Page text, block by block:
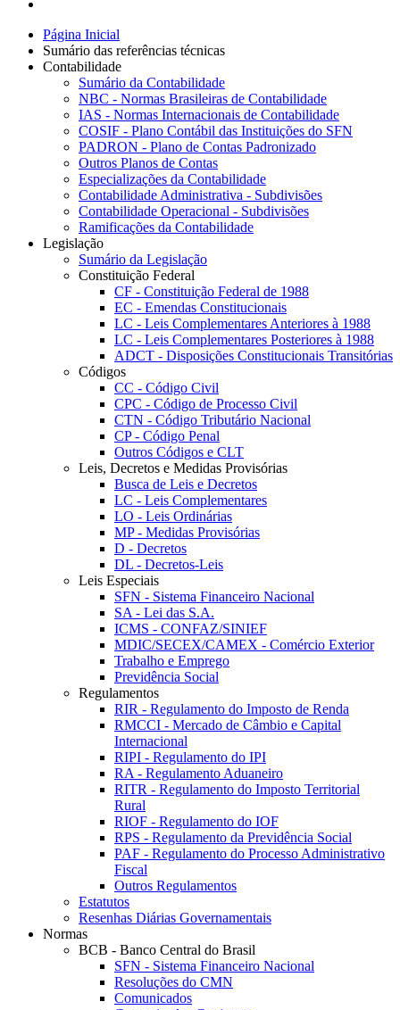
Página Inicial
Sumário das referências técnicas
Contabilidade
Sumário da Contabilidade
NBC - Normas Brasileiras de Contabilidade
IAS - Normas Internacionais de Contabilidade
COSIF - Plano Contábil das Instituições do SFN
PADRON - Plano de Contas Padronizado
Outros Planos de Contas
Especializações da Contabilidade
Contabilidade Administrativa - Subdivisões
Contabilidade Operacional - Subdivisões
Ramificações da Contabilidade
Legislação
Sumário da Legislação
Constituição Federal
CF - Constituição Federal de 1988
EC - Emendas Constitucionais
LC - Leis Complementares Anteriores à 1988
LC - Leis Complementares Posteriores à 1988
ADCT - Disposições Constitucionais Transitórias
Códigos
CC - Código Civil
CPC - Código de Processo Civil
CTN - Código Tributário Nacional
CP - Código Penal
Outros Códigos e CLT
Leis, Decretos e Medidas Provisórias
Busca de Leis e Decretos
LC - Leis Complementares
LO - Leis Ordinárias
MP - Medidas Provisórias
D - Decretos
DL - Decretos-Leis
Leis Especiais
SFN - Sistema Financeiro Nacional
SA - Lei das S.A.
ICMS - CONFAZ/SINIEF
MDIC/SECEX/CAMEX - Comércio Exterior
Trabalho e Emprego
Previdência Social
Regulamentos
RIR - Regulamento do Imposto de Renda
RMCCI - Mercado de Câmbio e Capital
Internacional
RIPI - Regulamento do IPI
RA - Regulamento Aduaneiro
RITR - Regulamento do Imposto Territorial
Rural
RIOF - Regulamento do IOF
RPS - Regulamento da Previdência Social
PAF - Regulamento do Processo Administrativo
Fiscal
Outros Regulamentos
Estatutos
Resenhas Diárias Governamentais
Normas
BCB - Banco Central do Brasil
SFN - Sistema Financeiro Nacional
Resoluções do CMN
Comunicados